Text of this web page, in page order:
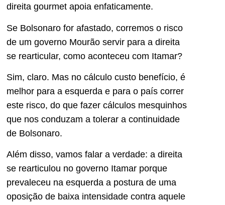
direita gourmet apoia enfaticamente.
Se Bolsonaro for afastado, corremos o risco
de um governo Mourão servir para a direita
se rearticular, como aconteceu com Itamar?
Sim, claro. Mas no cálculo custo benefício, é
melhor para a esquerda e para o país correr
este risco, do que fazer cálculos mesquinhos
que nos conduzam a tolerar a continuidade
de Bolsonaro.
Além disso, vamos falar a verdade: a direita
se rearticulou no governo Itamar porque
prevaleceu na esquerda a postura de uma
oposição de baixa intensidade contra aquele